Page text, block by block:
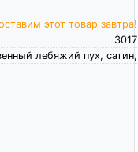
этот товар завтра!
3017
лебяжий пух, сатин,